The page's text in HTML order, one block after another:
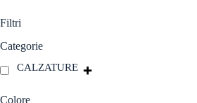
Filtri
Categorie
CALZATURE
Colore